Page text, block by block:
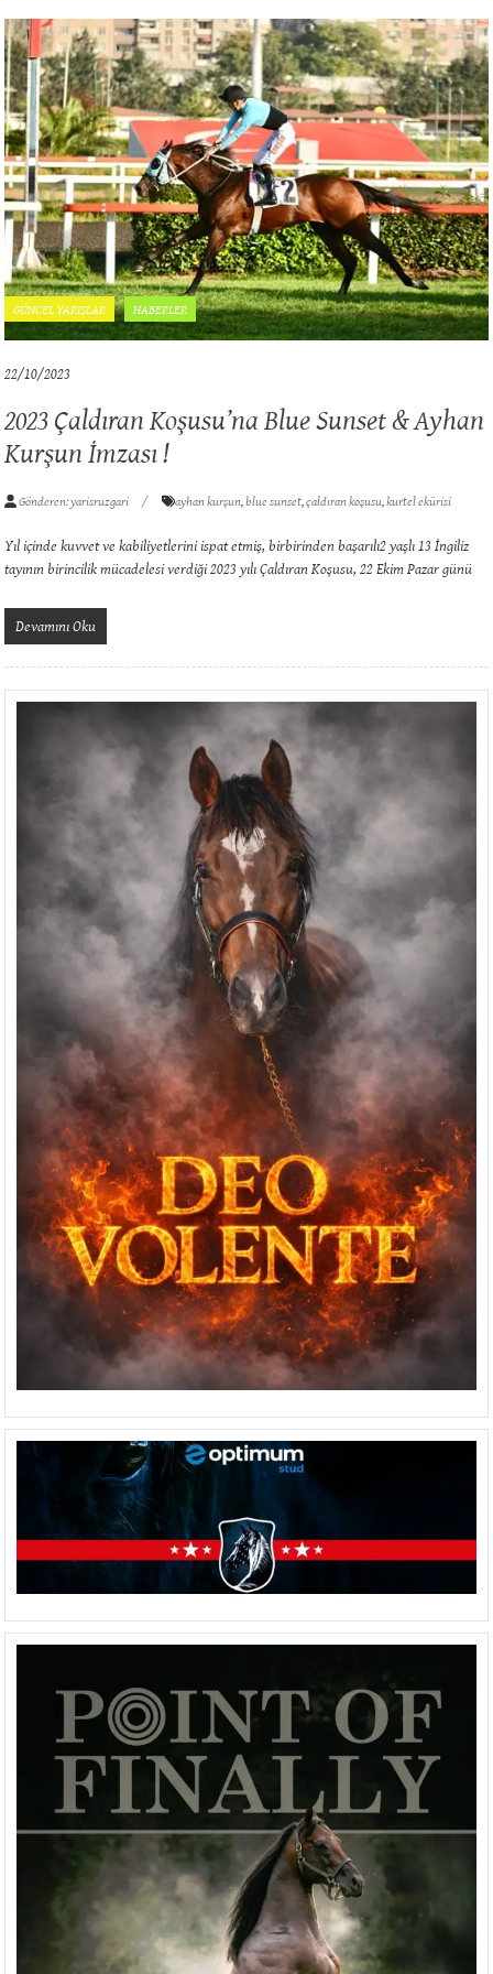
GÜNCEL YARIŞLAR HABERLER
22/10/2023
2023 Çaldıran Koşusu’na Blue Sunset & Ayhan
Kurşun İmzası !
Gönderen: yarisruzgari ayhan kurşun,blue sunset,çaldıran koşusu,kurtel ekürisi
Yıl içinde kuvvet ve kabiliyetlerini ispat etmiş, birbirinden başarılı2 yaşlı 13 İngiliz
tayının birincilik mücadelesi verdiği 2023 yılı Çaldıran Koşusu, 22 Ekim Pazar günü
Devamını Oku